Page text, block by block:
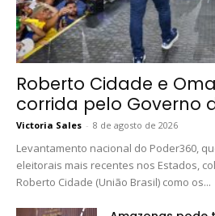
Roberto Cidade e
corrida pelo Governo
Victoria Sales - 8 de agosto de 2026
Levantamento nacional do Poder360,
eleitorais mais recentes nos Estados,
Roberto Cidade (União Brasil) como os...